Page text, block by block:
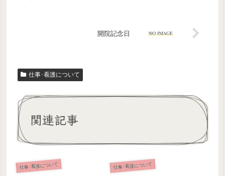
開院記念日
仕事･看護について
関連記事
仕事･看護について 仕事･看護について